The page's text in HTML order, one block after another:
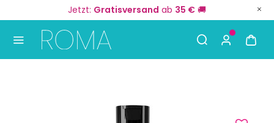
Jetzt: Gratisversand ab 35 € 🚚